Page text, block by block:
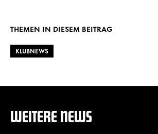
THEMEN IN DIESEM BEITRAG
KLUBNEWS
WEITERE NEWS